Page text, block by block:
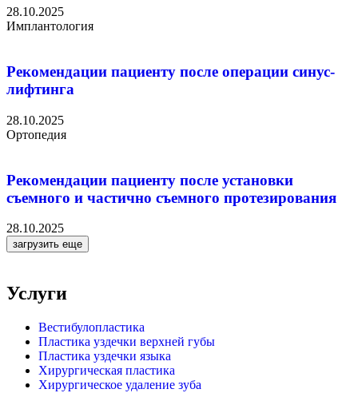
28.10.2025
Имплантология
Рекомендации пациенту после операции синус-
лифтинга
28.10.2025
Ортопедия
Рекомендации пациенту после установки
съемного и частично съемного протезирования
28.10.2025
загрузить еще
Услуги
Вестибулопластика
Пластика уздечки верхней губы
Пластика уздечки языка
Хирургическая пластика
Хирургическое удаление зуба